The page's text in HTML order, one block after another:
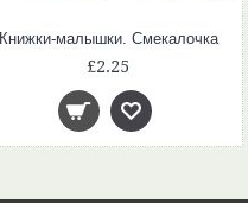
Книжки-малышки. Смекалочка
£2.25